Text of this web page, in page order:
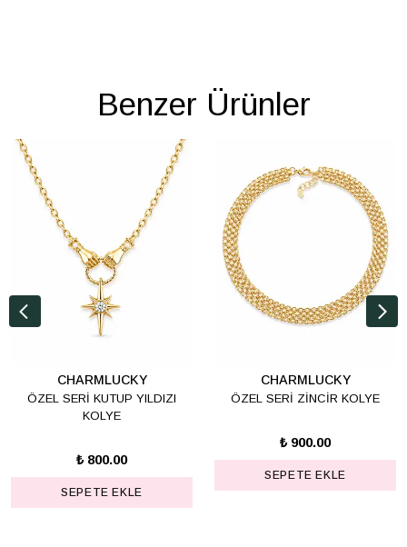
Benzer Ürünler
CHARMLUCKY
ÖZEL SERİ KUTUP YILDIZI
KOLYE
₺ 800.00
SEPETE EKLE
CHARMLUCKY
ÖZEL SERİ ZİNCİR KOLYE
₺ 900.00
SEPETE EKLE